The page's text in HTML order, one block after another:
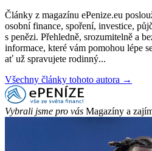
Články z magazínu ePenize.eu
osobní finance, spoření, investice,
s penězi. Přehledně, srozumitelně a
informace, které vám pomohou lépe
ať už spravujete rodinný...
Všechny články tohoto autora →
Vybrali jsme pro vás Magazíny a